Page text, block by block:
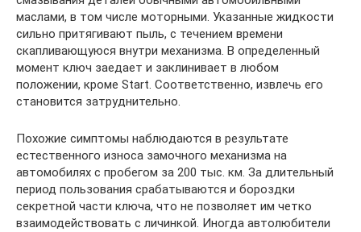
маслами, в том числе моторными. Указанные жидкости
сильно притягивают пыль, с течением времени
скапливающуюся внутри механизма. В определенный
момент ключ заедает и заклинивает в любом
положении, кроме Start. Соответственно, извлечь его
становится затруднительно.
Похожие симптомы наблюдаются в результате
естественного износа замочного механизма на
автомобилях с пробегом за 200 тыс. км. За длительный
период пользования срабатываются и бороздки
секретной части ключа, что не позволяет им четко
взаимодействовать с личинкой. Иногда автолюбители